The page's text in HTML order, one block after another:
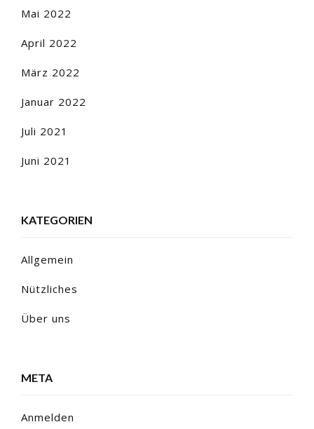
Mai 2022
April 2022
März 2022
Januar 2022
Juli 2021
Juni 2021
KATEGORIEN
Allgemein
Nützliches
Über uns
META
Anmelden